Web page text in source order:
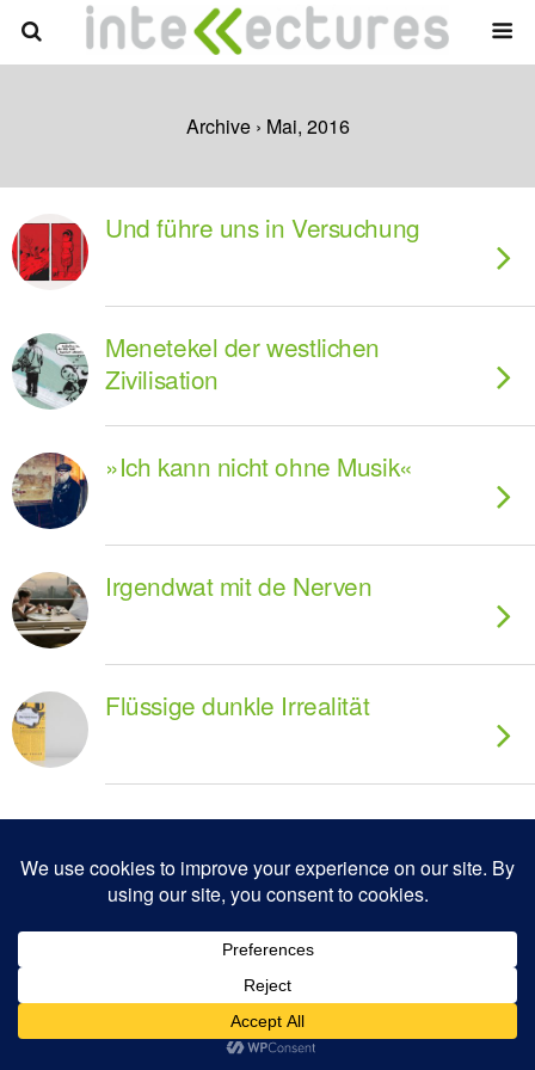
Archive › Mai, 2016
Und führe uns in Versuchung
Menetekel der westlichen
Zivilisation
»Ich kann nicht ohne Musik«
Irgendwat mit de Nerven
Flüssige dunkle Irrealität